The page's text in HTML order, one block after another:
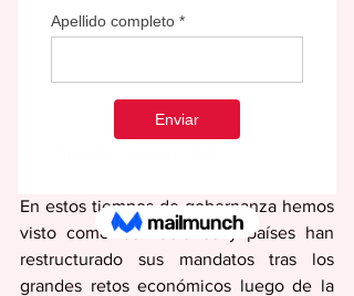
En estos tiempos de gobernanza hemos
visto como las naciones y países han
restructurado sus mandatos tras los
grandes retos económicos luego de la